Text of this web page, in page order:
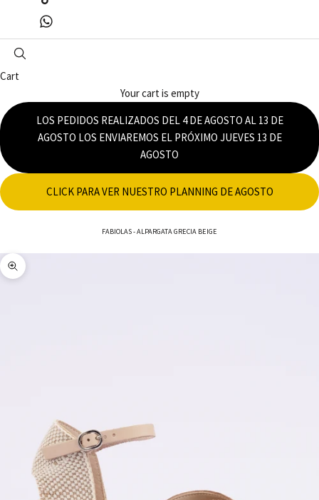
Cart
Your cart is empty
LOS PEDIDOS REALIZADOS DEL 4 DE AGOSTO AL 13 DE
AGOSTO LOS ENVIAREMOS EL PRÓXIMO JUEVES 13 DE
AGOSTO
CLICK PARA VER NUESTRO PLANNING DE AGOSTO
FABIOLAS-ALPARGATA GRECIA BEIGE
Zoom picture